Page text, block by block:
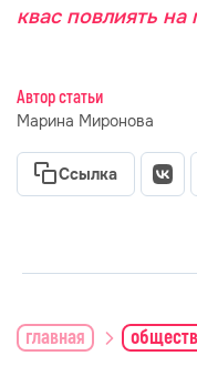
квас повлиять на
Автор статьи
Марина Миронова
Ссылка
главная